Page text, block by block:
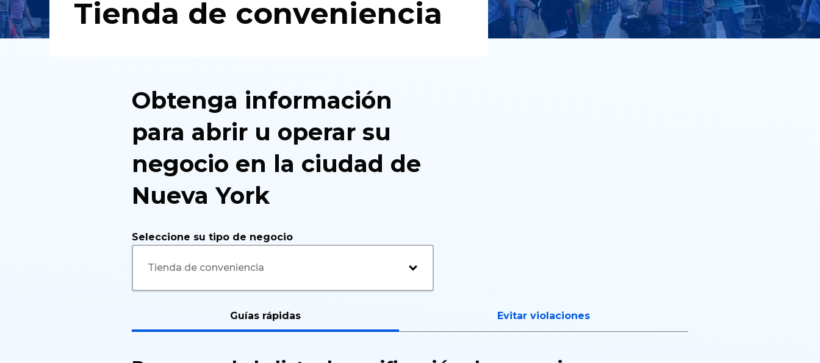
Tienda de conveniencia
Obtenga información
para abrir u operar su
negocio en la ciudad de
Nueva York
Seleccione su tipo de negocio
Guías rápidas Evitar violaciones